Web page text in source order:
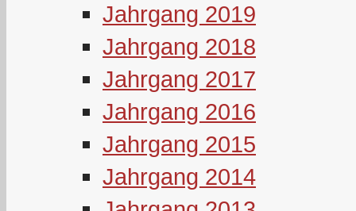
Jahrgang 2019
Jahrgang 2018
Jahrgang 2017
Jahrgang 2016
Jahrgang 2015
Jahrgang 2014